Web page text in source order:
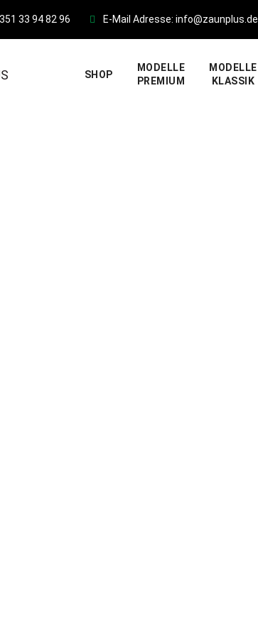
33 94 82 96 E-Mail Adresse: info@zaunplus.de
SHOP
MODELLE
PREMIUM
MODELLE
KLASSIK